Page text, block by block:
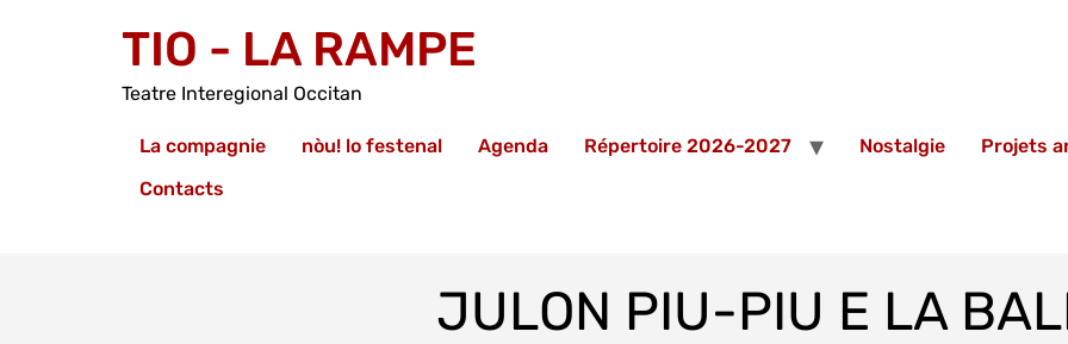
TIO - LA RAMPE
Teatre Interegional Occitan
La compagnie nòu! lo festenal Agenda Répertoire 2026-2027 Nostalgie
Projets
Contacts
JULON PIU-PIU E LA